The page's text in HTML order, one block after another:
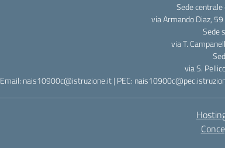
Sede
via Armando Diaz,
Sede
via T.
via S.
Email: nais10900c@istruzione.it | PEC: